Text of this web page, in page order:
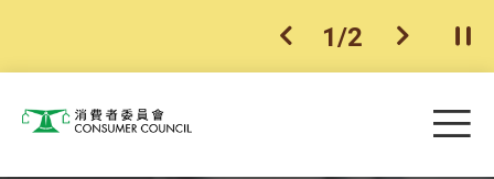
上一個
1/2 下一個開
消費者委員會 目